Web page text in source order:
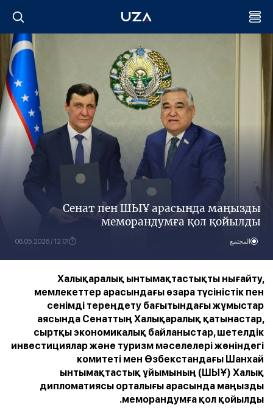
Сенат пен ШЫҰ арасында маңызды
меморандумға қол қойылды
المجتمع 12:01 / 08.05.2026
Халықаралық ынтымақтастықты нығайту,
мемлекеттер арасындағы өзара түсіністік пен
сенімді тереңдету бағытындағы жұмыстар
аясында Сенаттың Халықаралық қатынастар,
сыртқы экономикалық байланыстар, шетелдік
инвестициялар және туризм мәселелері жөніндегі
комитеті мен Өзбекстандағы Шанхай
ынтымақтастық ұйымының (ШЫҰ) Халық
дипломатиясы орталығы арасында маңызды
меморандумға қол қойылды.